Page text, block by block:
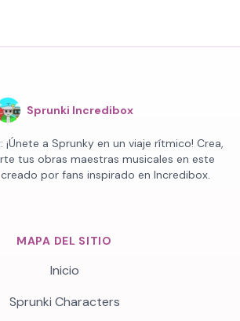
Sprunki Incredibox
¡Únete a Sprunky en un viaje rítmico! Crea,
tus obras maestras musicales en este
por fans inspirado en Incredibox.
MAPA DEL SITIO
Inicio
Sprunki Characters